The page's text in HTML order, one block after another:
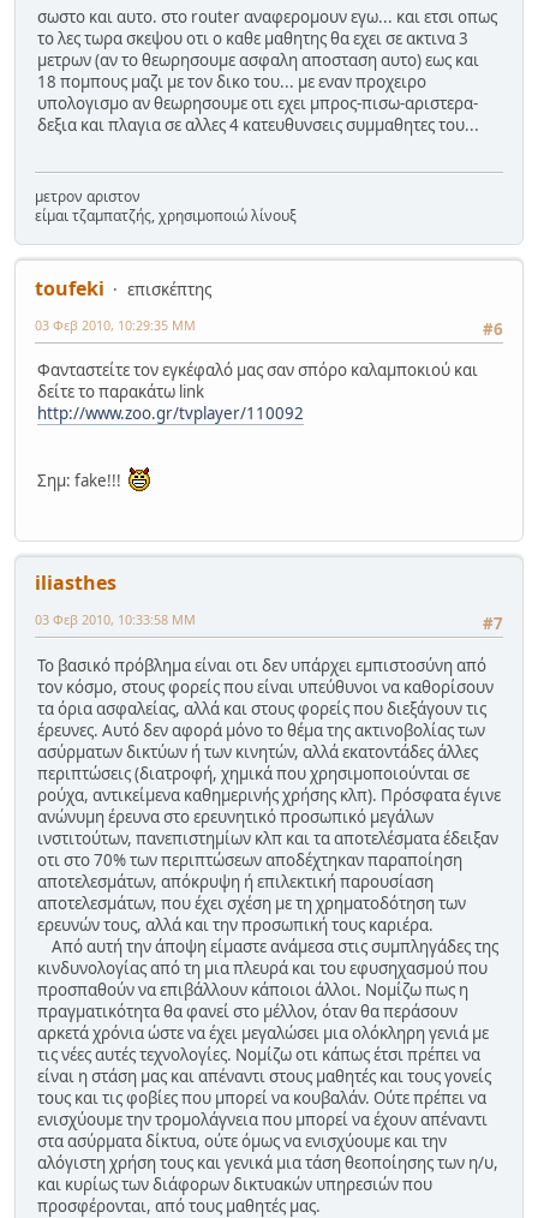
σωστο και αυτο. στο router αναφερομουν εγω... και ετσι οπως
το λες τωρα σκεψου οτι ο καθε μαθητης θα εχει σε ακτινα 3
μετρων (αν το θεωρησουμε ασφαλη αποσταση αυτο) εως και
18 πομπους μαζι με τον δικο του... με εναν προχειρο
υπολογισμο αν θεωρησουμε οτι εχει μπρος-πισω-αριστερα-
δεξια και πλαγια σε αλλες 4 κατευθυνσεις συμμαθητες του...
μετρον αριστον
είμαι τζαμπατζής, χρησιμοποιώ λίνουξ
toufeki
επισκέπτης
#6
03 Φεβ 2010, 10:29:35 ΜΜ
Φανταστείτε τον εγκέφαλό μας σαν σπόρο καλαμποκιού και
δείτε το παρακάτω link
http://www.zoo.gr/tvplayer/110092
Σημ: fake!!!
iliasthes
#7
03 Φεβ 2010, 10:33:58 ΜΜ
Το βασικό πρόβλημα είναι οτι δεν υπάρχει εμπιστοσύνη από
τον κόσμο, στους φορείς που είναι υπεύθυνοι να καθορίσουν
τα όρια ασφαλείας, αλλά και στους φορείς που διεξάγουν τις
έρευνες. Αυτό δεν αφορά μόνο το θέμα της ακτινοβολίας των
ασύρματων δικτύων ή των κινητών, αλλά εκατοντάδες άλλες
περιπτώσεις (διατροφή, χημικά που χρησιμοποιούνται σε
ρούχα, αντικείμενα καθημερινής χρήσης κλπ). Πρόσφατα έγινε
ανώνυμη έρευνα στο ερευνητικό προσωπικό μεγάλων
ινστιτούτων, πανεπιστημίων κλπ και τα αποτελέσματα έδειξαν
οτι στο 70% των περιπτώσεων αποδέχτηκαν παραποίηση
αποτελεσμάτων, απόκρυψη ή επιλεκτική παρουσίαση
αποτελεσμάτων, που έχει σχέση με τη χρηματοδότηση των
ερευνών τους, αλλά και την προσωπική τους καριέρα.
Από αυτή την άποψη είμαστε ανάμεσα στις συμπληγάδες της
κινδυνολογίας από τη μια πλευρά και του εφυσηχασμού που
προσπαθούν να επιβάλλουν κάποιοι άλλοι. Νομίζω πως η
πραγματικότητα θα φανεί στο μέλλον, όταν θα περάσουν
αρκετά χρόνια ώστε να έχει μεγαλώσει μια ολόκληρη γενιά με
τις νέες αυτές τεχνολογίες. Νομίζω οτι κάπως έτσι πρέπει να
είναι η στάση μας και απέναντι στους μαθητές και τους γονείς
τους και τις φοβίες που μπορεί να κουβαλάν. Ούτε πρέπει να
ενισχύουμε την τρομολάγνεια που μπορεί να έχουν απέναντι
στα ασύρματα δίκτυα, ούτε όμως να ενισχύουμε και την
αλόγιστη χρήση τους και γενικά μια τάση θεοποίησης των η/υ,
και κυρίως των διάφορων δικτυακών υπηρεσιών που
προσφέρονται, από τους μαθητές μας.